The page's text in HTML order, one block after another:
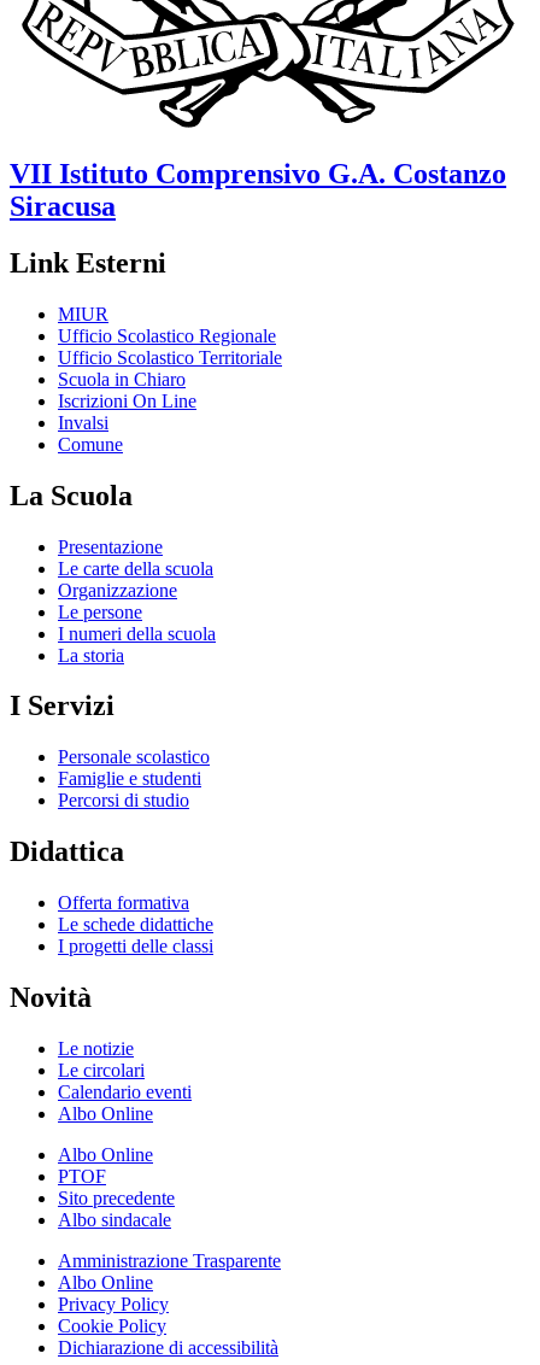
VII Istituto Comprensivo G.A. Costanzo
Siracusa
Link Esterni
MIUR
Ufficio Scolastico Regionale
Ufficio Scolastico Territoriale
Scuola in Chiaro
Iscrizioni On Line
Invalsi
Comune
La Scuola
Presentazione
Le carte della scuola
Organizzazione
Le persone
I numeri della scuola
La storia
I Servizi
Personale scolastico
Famiglie e studenti
Percorsi di studio
Didattica
Offerta formativa
Le schede didattiche
I progetti delle classi
Novità
Le notizie
Le circolari
Calendario eventi
Albo Online
Albo Online
PTOF
Sito precedente
Albo sindacale
Amministrazione Trasparente
Albo Online
Privacy Policy
Cookie Policy
Dichiarazione di accessibilità